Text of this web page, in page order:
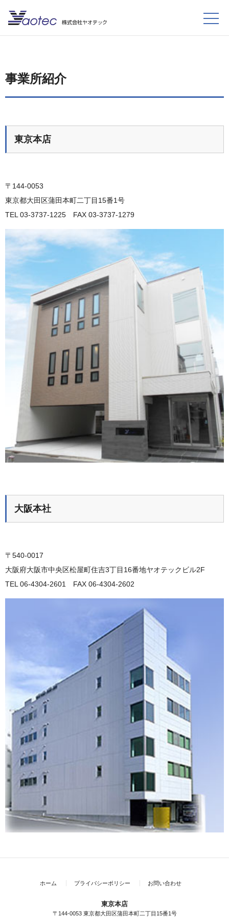
事業所紹介
東京本店
〒144-0053
東京都大田区蒲田本町二丁目15番1号
TEL 03-3737-1225 FAX 03-3737-1279
大阪本社
〒540-0017
大阪府大阪市中央区松屋町住吉3丁目16番地ヤオテックビル2F
TEL 06-4304-2601 FAX 06-4304-2602
ホーム プライバシーポリシー お問い合わせ
東京本店
〒144-0053 東京都大田区蒲田本町二丁目15番1号